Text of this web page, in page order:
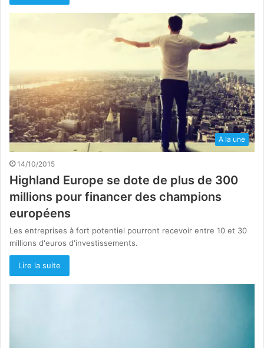
A la une
14/10/2015
Highland Europe se dote de plus de 300
millions pour financer des champions
européens
Les entreprises à fort potentiel pourront recevoir entre 10 et 30
millions d'euros d'investissements.
Lire la suite